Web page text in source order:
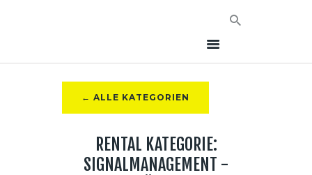
NEWS
AVT EVENTS
← ALLE KATEGORIEN
RENTAL KATEGORIE:
SIGNALMANAGEMENT -